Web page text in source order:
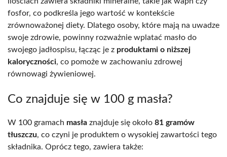
fosfor, co podkreśla jego wartość w kontekście
zrównoważonej diety. Dlatego osoby, które mają na uwadze
swoje zdrowie, powinny rozważnie wplatać masło do
swojego jadłospisu, łącząc je z produktami o niższej
kaloryczności, co pomoże w zachowaniu zdrowej
równowagi żywieniowej.
Co znajduje się w 100 g masła?
W 100 gramach masła znajduje się około 81 gramów
tłuszczu, co czyni je produktem o wysokiej zawartości tego
składnika. Oprócz tego, zawiera także: